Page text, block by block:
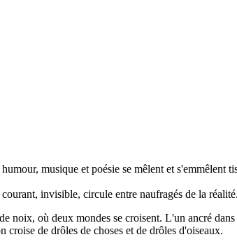
musique et poésie se mêlent et
invisible, circule entre naufragés de la réalité.
où deux mondes se croisent. L'un ancré
de drôles de choses et de drôles d'oiseaux.